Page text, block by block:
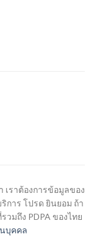
ราต้องการข้อมูลของ
การ โปรด ยินยอม ถ้า
มถึง PDPA ของไทย
บุคคล